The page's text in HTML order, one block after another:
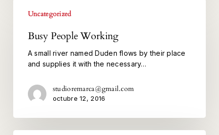
Uncategorized
Busy People Working
A small river named Duden flows by their place
and supplies it with the necessary…
studioremarca@gmail.com
octubre 12, 2016